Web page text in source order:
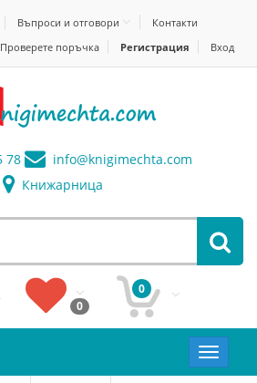
Въпроси и отговори
Контакти
Проверете поръчка Регистрация Вход
78 info@knigimechta.com
Книжарница
0
0
Toggle